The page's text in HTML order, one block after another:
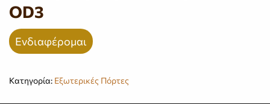
OD3
Ενδιαφέρομαι
Κατηγορία: Εξωτερικές Πόρτες